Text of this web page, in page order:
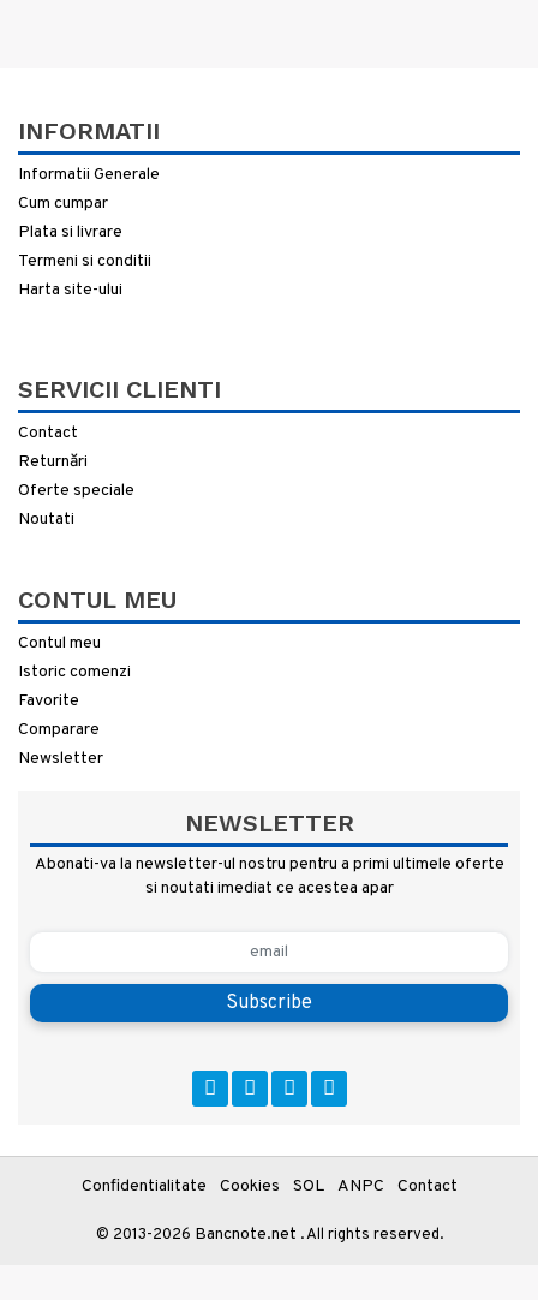
INFORMATII
Informatii Generale
Cum cumpar
Plata si livrare
Termeni si conditii
Harta site-ului
SERVICII CLIENTI
Contact
Returnări
Oferte speciale
Noutati
CONTUL MEU
Contul meu
Istoric comenzi
Favorite
Comparare
Newsletter
NEWSLETTER
Abonati-va la newsletter-ul nostru pentru a primi ultimele oferte
si noutati imediat ce acestea apar
Subscribe
© 2013-2026 Bancnote.net . All rights reserved.
Confidentialitate Cookies SOL ANPC Contact